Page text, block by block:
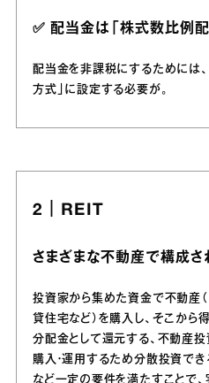
✅️ 配当金は「株式数比例
配当金を非課税にするためには
方式」に設定する必要が。
2｜REIT
さまざまな不動産で構成さ
投資家から集めた資金で不動産（
貸住宅など）を購入し、そこから
分配金として還元する、不動産
購入・運用するため分散投資で
など一定の要件を満たすことで